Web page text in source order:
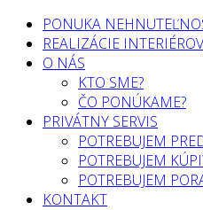
PONUKA
REALIZÁCIE INTERIÉROV
O NÁS
KTO SME?
ČO PONÚKAME?
PRIVÁTNY SERVIS
POTREBUJEM
POTREBUJEM
POTREBUJEM
KONTAKT